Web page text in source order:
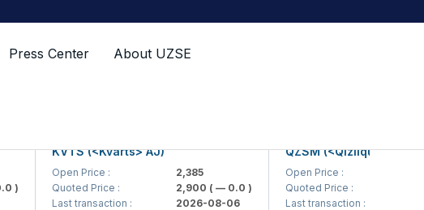
Press Center About UZSE
KVTS (<Kvarts> AJ)
Open Price :
2,385
Quoted Price :
2,900( — 0.0 )
Last transaction :
2026-08-06
QZSM (<Qizilqumsement>
Open Price :
Quoted Price :
Last transaction :